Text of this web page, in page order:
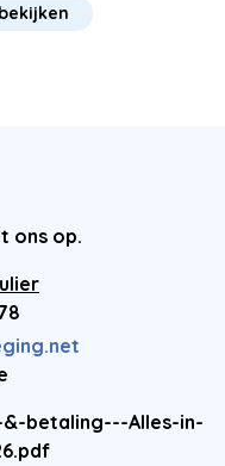
ons op.
betaling---Alles-in-